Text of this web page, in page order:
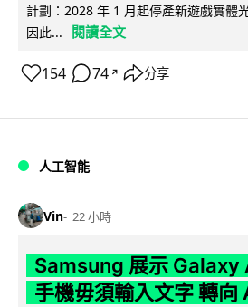
計劃：2028 年 1 月起停產新遊戲實體
因此...
閱讀全文
154 74 ↗ 分享
人工智能
Vin 22 小時
Samsung 展示 Galaxy
手機毋須輸入文字 轉向